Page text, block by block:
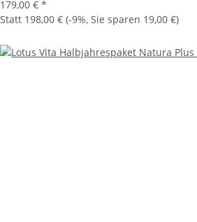
179,00 € *
Statt 198,00 € (-9%, Sie sparen 19,00 €)